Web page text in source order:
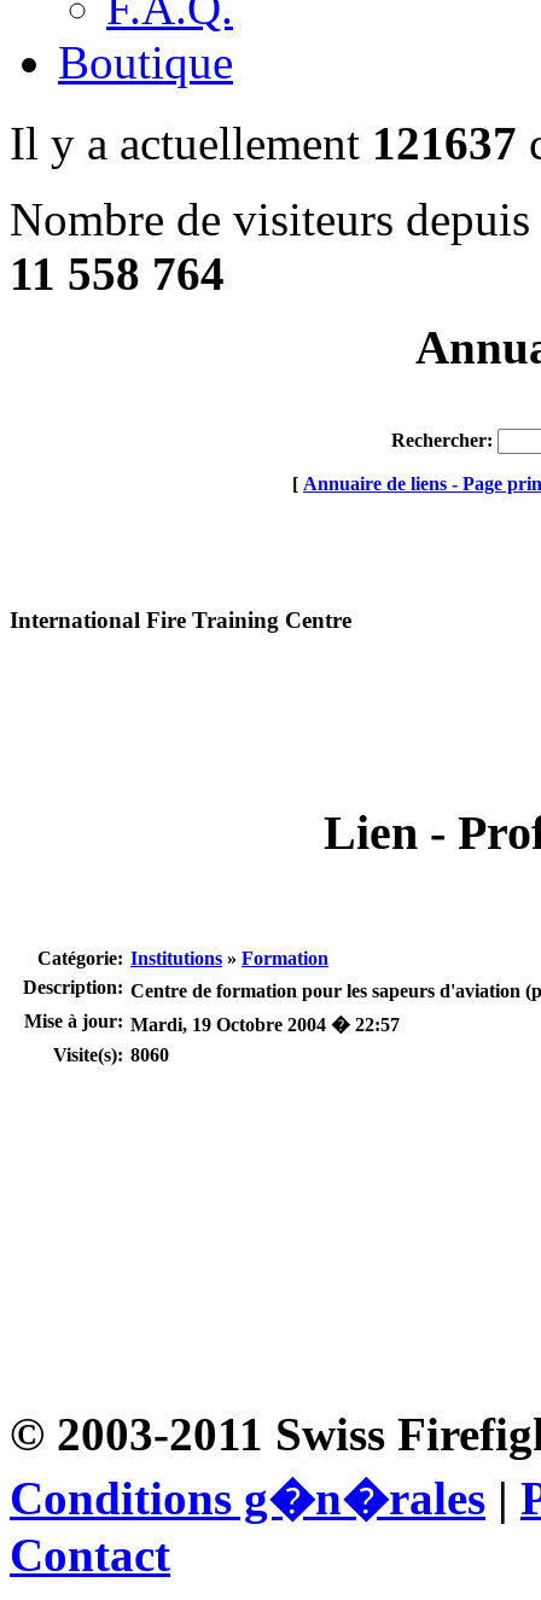
Boutique
Il y a actuellement 121637
Nombre de visiteurs
11 558 764
Rechercher:
[ Annuaire de liens - Page
International Fire Training Centre
Lien -
Catégorie: Institutions » Formation
Description: Centre de formation pour les sapeurs d'aviation
Mise à jour: Mardi, 19 Octobre 2004 � 22:57
Visite(s): 8060
© 2003-2011 Swiss
Conditions g�n�rales |
Contact